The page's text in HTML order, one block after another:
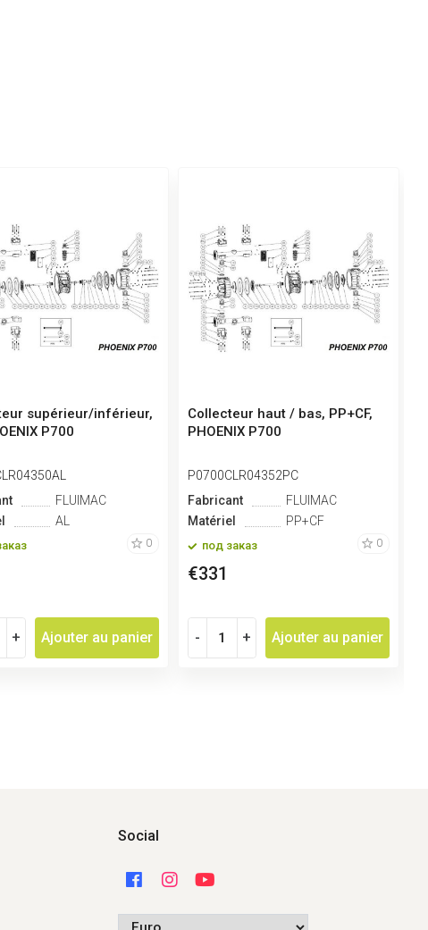
supérieur/inférieur,
P700
FLUIMAC
AL
0
+ Ajouter au panier
Collecteur haut / bas, PP+CF,
PHOENIX P700
P0700CLR04352PC
Fabricant
FLUIMAC
Matériel
PP+CF
под заказ 0
€331
- + Ajouter au panier
Social